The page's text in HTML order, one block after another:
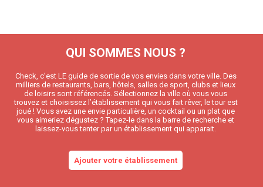
QUI SOMMES NOUS ?
Check, c’est LE guide de sortie de vos envies dans votre ville. Des
milliers de restaurants, bars, hôtels, salles de sport, clubs et lieux
de loisirs sont référencés. Sélectionnez la ville où vous vous
trouvez et choisissez l’établissement qui vous fait rêver, le tour est
joué ! Vous avez une envie particulière, un cocktail ou un plat que
vous aimeriez dégustez ? Tapez-le dans la barre de recherche et
laissez-vous tenter par un établissement qui apparait.
Ajouter votre établissement